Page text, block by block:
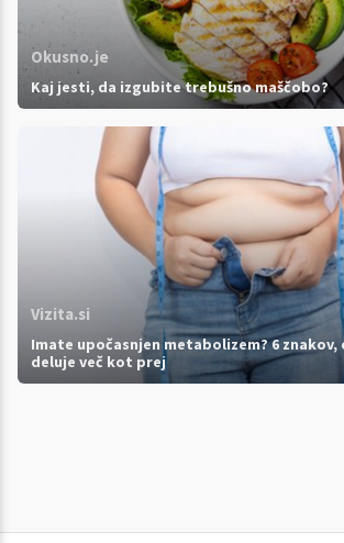
Okusno.je
Kaj jesti, da izgubite trebušno maščobo?
Vizita.si
Imate upočasnjen metabolizem? 6 znakov,
deluje več kot prej